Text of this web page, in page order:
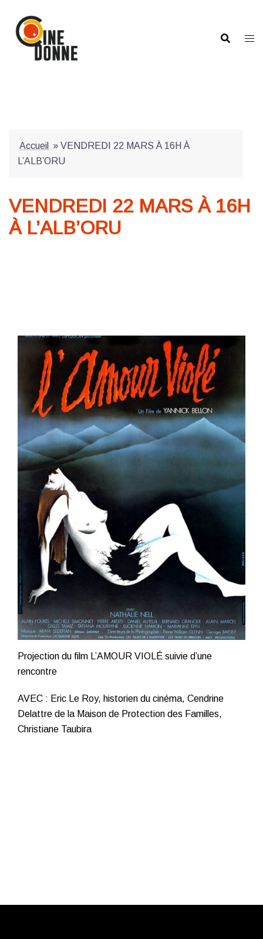
contenu
Accueil » VENDREDI 22 MARS À 16H À
L’ALB’ORU
VENDREDI 22 MARS À 16H
À L’ALB’ORU
Projection du film L’AMOUR VIOLÉ suivie d’une
rencontre
AVEC : Eric Le Roy, historien du cinéma, Cendrine
Delattre de la Maison de Protection des Familles,
Christiane Taubira